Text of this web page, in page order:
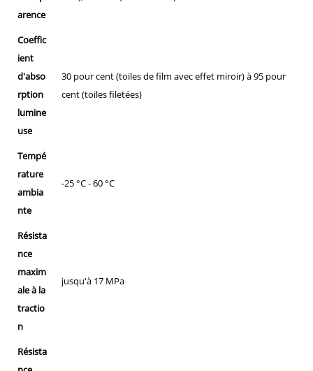
arence
Coeffic
ient
d'abso
rption
lumine
use
30 pour cent (toiles de film avec effet miroir) à 95 pour
cent (toiles filetées)
Tempé
rature
ambia
nte
-25 °C - 60 °C
Résista
nce
maxim
ale à la
tractio
n
jusqu'à 17 MPa
Résista